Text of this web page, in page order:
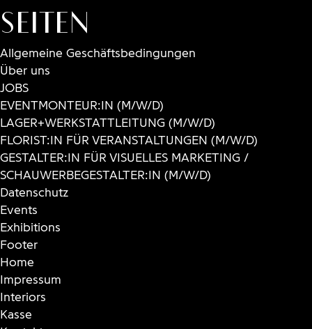
Seiten
Allgemeine Geschäftsbedingungen
Über uns
JOBS
EVENTMONTEUR:IN (M/W/D)
LAGER+WERKSTATTLEITUNG (M/W/D)
FLORIST:IN FÜR VERANSTALTUNGEN (M/W/D)
GESTALTER:IN FÜR VISUELLES MARKETING /
SCHAUWERBEGESTALTER:IN (M/W/D)
Datenschutz
Events
Exhibitions
Footer
Home
Impressum
Interiors
Kasse